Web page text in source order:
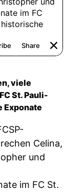
viele
St. Pauli-
Exponate
Celina,
und
im FC St.